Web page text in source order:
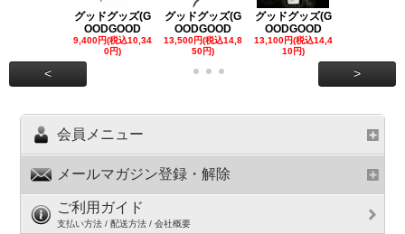
グッドグッズ(G
OODGOOD
9,400円(税込10,34
0円)
グッドグッズ(G
OODGOOD
13,500円(税込14,8
50円)
グッドグッズ(G
OODGOOD
13,100円(税込14,4
10円)
< >
会員メニュー
メールマガジン登録・解除
ご利用ガイド
支払い方法 / 配送方法 / 会社概要